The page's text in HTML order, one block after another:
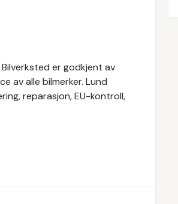
er godkjent av
av alle bilmerker. Lund
reparasjon, EU-kontroll,